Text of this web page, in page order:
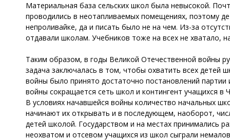
Материальная база сельских школ была невысокой.
проводились в неотапливаемых помещениях, поэтому
непроливайке, да и писать было не на чем. Из-за
отдавали школам. Учебников тоже на всех не хватало,
Таким образом, в годы Великой Отечественной войны
задача заключалась в том, чтобы охватить всех детей
войны было принято достаточно постановлений
войны сокращается сеть школ и контингент учащихся
В условиях начавшейся войны количество начальных
начинают их открывать и в последующем, наоборот,
детей школой. Государством и на местах принимались
неохватом и отсевом учащихся из школ сыграли